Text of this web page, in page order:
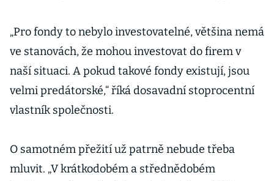
„Pro fondy to nebylo investovatelné, většina nemá
ve stanovách, že mohou investovat do firem v
naší situaci. A pokud takové fondy existují, jsou
velmi predátorské,“ říká dosavadní stoprocentní
vlastník společnosti.
O samotném přežití už patrně nebude třeba
mluvit. „V krátkodobém a střednědobém